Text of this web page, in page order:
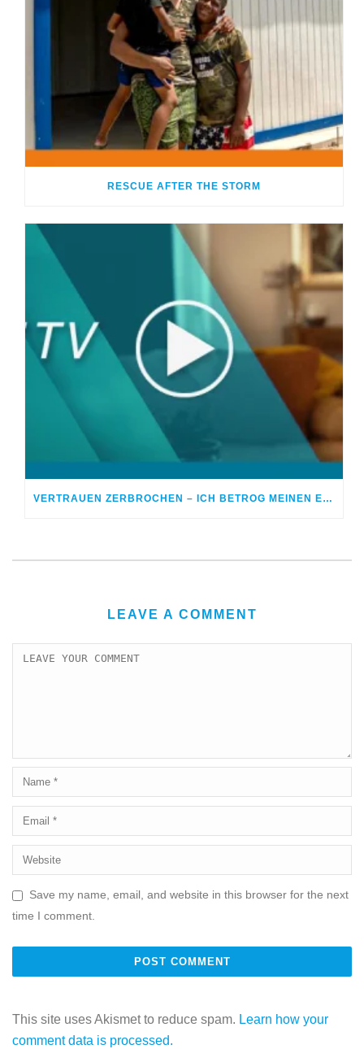
RESCUE AFTER THE STORM
VERTRAUEN ZERBROCHEN – ICH BETROG MEINEN EHEPARTNER
LEAVE A COMMENT
Save my name, email, and website in this browser for the next
time I comment.
This site uses Akismet to reduce spam. Learn how your
comment data is processed.